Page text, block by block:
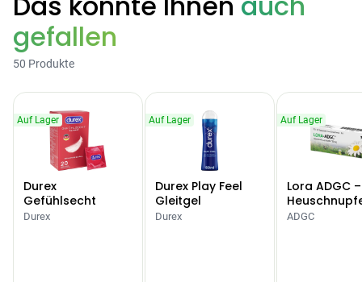
gefallen
50 Produkte
Auf Lager
Durex
Gefühlsecht
Classic Kondome
Durex
Auf Lager
Durex Play Feel
Gleitgel
Durex
Auf Lager
Lora ADGC
Allergien
ADGC